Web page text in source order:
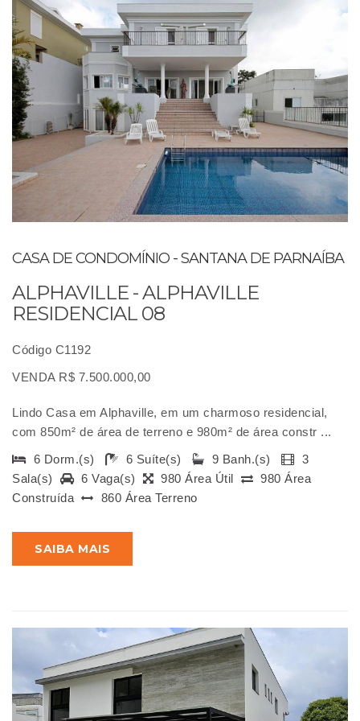
CASA DE CONDOMÍNIO - SANTANA DE PARNAÍBA
ALPHAVILLE - ALPHAVILLE
RESIDENCIAL 08
Código C1192
VENDA R$ 7.500.000,00
Lindo Casa em Alphaville, em um charmoso residencial,
com 850m² de área de terreno e 980m² de área constr ...
6 Dorm.(s)
6 Suíte(s) 9 Banh.(s)
3
Sala(s)
6 Vaga(s) 980 Área Útil
980 Área
Construída
860 Área Terreno
SAIBA MAIS